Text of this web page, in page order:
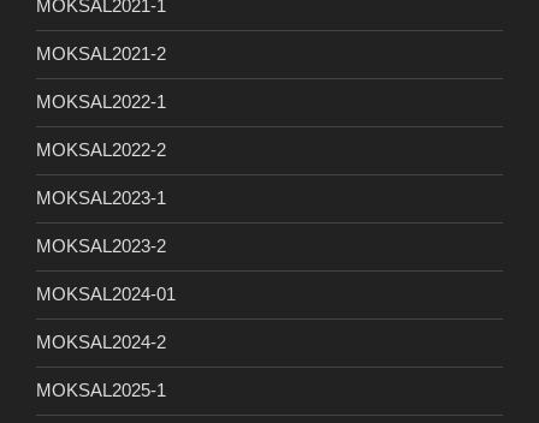
MOKSAL2021-1
MOKSAL2021-2
MOKSAL2022-1
MOKSAL2022-2
MOKSAL2023-1
MOKSAL2023-2
MOKSAL2024-01
MOKSAL2024-2
MOKSAL2025-1